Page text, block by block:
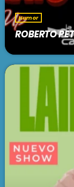
Humor
ROBERTO